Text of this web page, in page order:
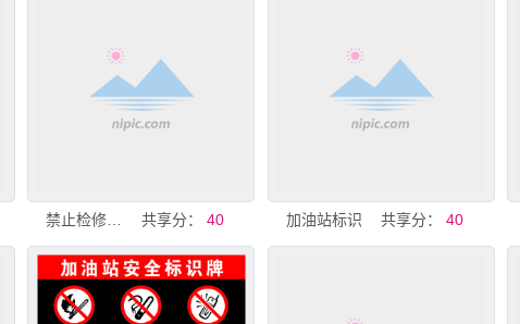
共享分： 40 加油站标识 共享分：40